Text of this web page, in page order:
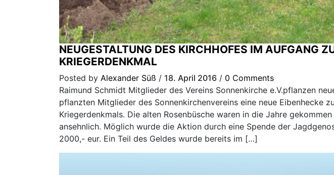
NEUGESTALTUNG DES KIRCHHOFES IM AUFGANG
KRIEGERDENKMAL
Posted by Alexander Süß / 18. April 2016 / 0 Comments
Raimund Schmidt Mitglieder des Vereins Sonnenkirche e.V.pflanzen
pflanzten Mitglieder des Sonnenkirchenvereins eine neue Eibenhecke
Kriegerdenkmals. Die alten Rosenbüsche waren in die Jahre
ansehnlich. Möglich wurde die Aktion durch eine Spende der
2000,- eur. Ein Teil des Geldes wurde bereits im […]